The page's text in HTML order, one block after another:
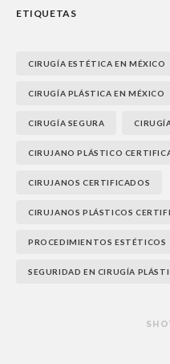
ETIQUETAS
CIRUGÍA ESTÉTICA EN MÉXICO
CIRUGÍA PLÁSTICA EN MÉXICO
CIRUGÍA SEGURA
CIRUJANO PLÁSTICO
CIRUJANOS CERTIFICADOS
CIRUJANOS PLÁSTICOS
PROCEDIMIENTOS ESTÉTICOS
SEGURIDAD EN CIRUGÍA